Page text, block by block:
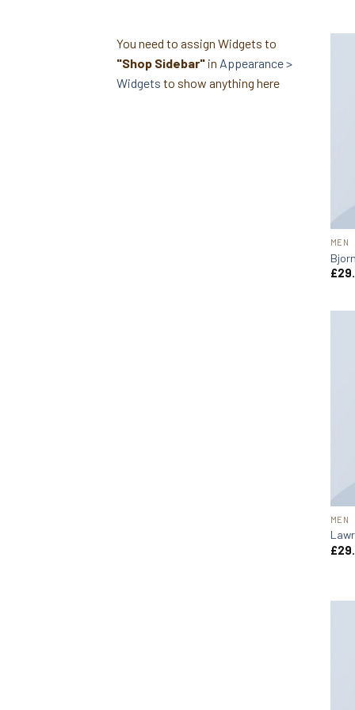
You need to assign Widgets to
"Shop Sidebar" in Appearance >
Widgets to show anything here
MEN
£
MEN
£